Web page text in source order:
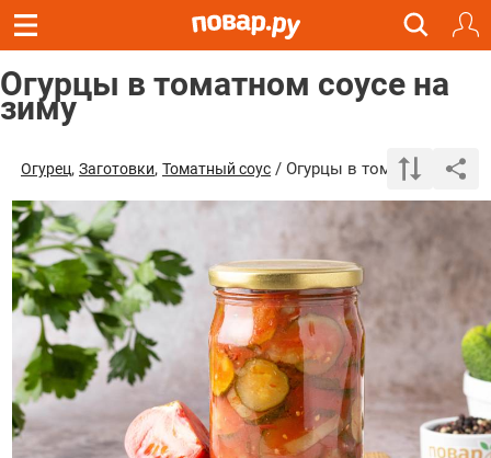
Огурцы в томатном соусе на
зиму
Огурец, Заготовки, Томатный соус / Огурцы в томатном